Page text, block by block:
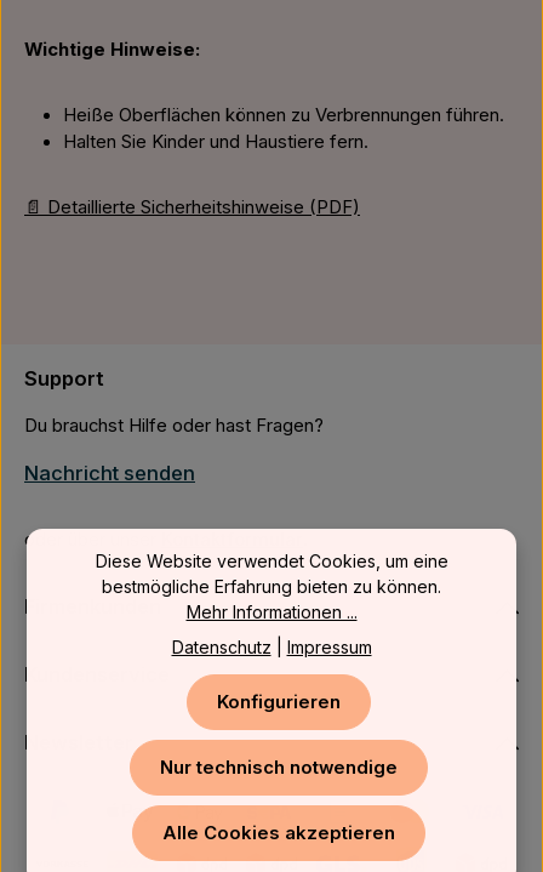
Wichtige Hinweise:
Heiße Oberflächen können zu Verbrennungen führen.
Halten Sie Kinder und Haustiere fern.
📄 Detaillierte Sicherheitshinweise (PDF)
Support
Du brauchst Hilfe oder hast Fragen?
Nachricht senden
oder über unser
Firmenkunden
Kundenservice
Newsletter
Diese Website verwendet Cookies, um eine
bestmögliche Erfahrung bieten zu können.
Mehr Informationen ...
Datenschutz
Impressum
Nur technisch notwendige
Konfigurieren
Alle Cookies akzeptieren